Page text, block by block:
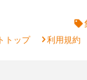
トップ chevron_right利用規約